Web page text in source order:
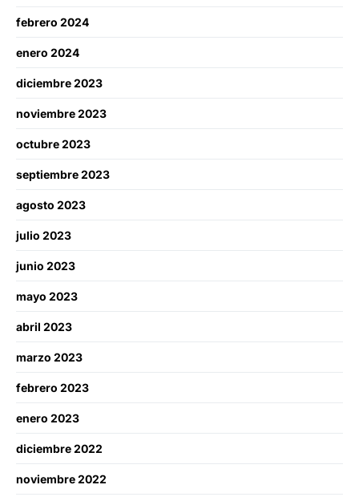
febrero 2024
enero 2024
diciembre 2023
noviembre 2023
octubre 2023
septiembre 2023
agosto 2023
julio 2023
junio 2023
mayo 2023
abril 2023
marzo 2023
febrero 2023
enero 2023
diciembre 2022
noviembre 2022